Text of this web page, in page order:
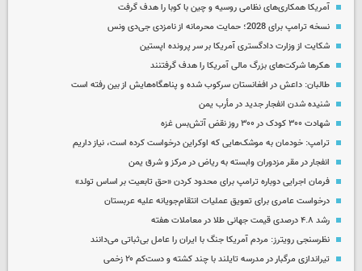
آمریکا همکاری‌های نظامی روسیه و چین با کوبا را هدف گرفت
نسخه ترامپ برای 2028؛ حمایت محرمانه از نامزدی جی‌دی ونس
شکایت از وزارت دادگستری آمریکا بر سر پرونده اپستین
هکرها شرکت‌های بزرگ مالی آمریکا را هدف گرفتنند
طالبان: داعش در افغانستان سرکوب شده و پناهگاه‌هایش از بین رفته است
شنیده شدن انفجار جدید در مأرب یمن
شهادت ۳۰۰ کودک در ۳۰۰ روز نقض آتش‌بس غزه
ترامپ: خودمان به موشک‌هایی که اوکراین درخواست کرده است، نیاز داریم
انفجار در مقر مزدوران وابسته به ریاض در مرکز و شرق یمن
فرمان اجرایی دوباره ترامپ برای محدود کردن «حق تابعیت بر اساس تولد»
درخواست عامری برای تعویق عملیات انتقام‌جویانه علیه عربستان
رشد ۴.۸ درصدی قیمت جهانی طلا در معاملات هفته
نظرسنجی رویترز: مردم آمریکا جنگ با ایران را عامل بی‌ثباتی می‌دانند
تیراندازی مرگبار در مدرسه‌ تایلند با چند کشته و دست‌کم ۲۰ زخمی